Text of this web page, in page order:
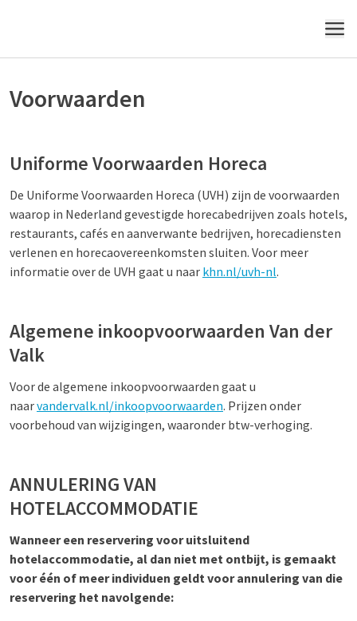
MENU
Voorwaarden
Uniforme Voorwaarden Horeca
De Uniforme Voorwaarden Horeca (UVH) zijn de voorwaarden
waarop in Nederland gevestigde horecabedrijven zoals hotels,
restaurants, cafés en aanverwante bedrijven, horecadiensten
verlenen en horecaovereenkomsten sluiten. Voor meer
informatie over de UVH gaat u naar khn.nl/uvh-nl.
Algemene inkoopvoorwaarden Van der
Valk
Voor de algemene inkoopvoorwaarden gaat u
naarvandervalk.nl/inkoopvoorwaarden. Prijzen onder
voorbehoud van wijzigingen, waaronder btw-verhoging.
ANNULERING VAN
HOTELACCOMMODATIE
Wanneer een reservering voor uitsluitend
hotelaccommodatie, al dan niet met ontbijt, is gemaakt
voor één of meer individuen geldt voor annulering van die
reservering het navolgende: